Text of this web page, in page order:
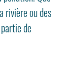
rivière ou des
de